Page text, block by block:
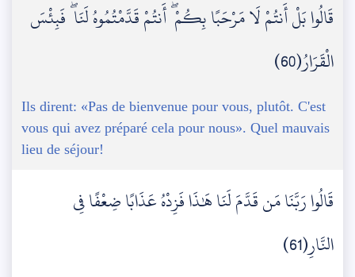
قَالُوا بَلْ أَنتُمْ لَا مَرْحَبًا بِكُمْ ۖ أَنتُمْ قَدَّمْتُمُوهُ لَنَا ۖ فَبِئْسَ
الْقَرَارُ(60)
Ils dirent: «Pas de bienvenue pour vous, plutôt. C'est
vous qui avez préparé cela pour nous». Quel mauvais
lieu de séjour!
قَالُوا رَبَّنَا مَن قَدَّمَ لَنَا هَٰذَا فَزِدْهُ عَذَابًا ضِعْفًا فِي
النَّارِ(61)